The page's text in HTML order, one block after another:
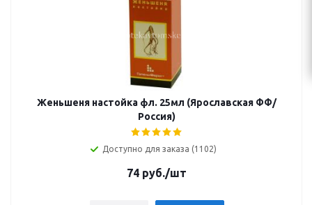
Женьшеня настойка фл. 25мл (Ярославская ФФ/
Россия)
Доступно для заказа (1102)
74 руб./шт